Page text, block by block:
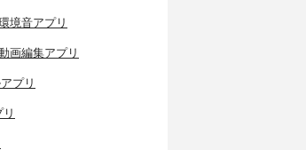
境音アプリ
画編集アプリ
プリ